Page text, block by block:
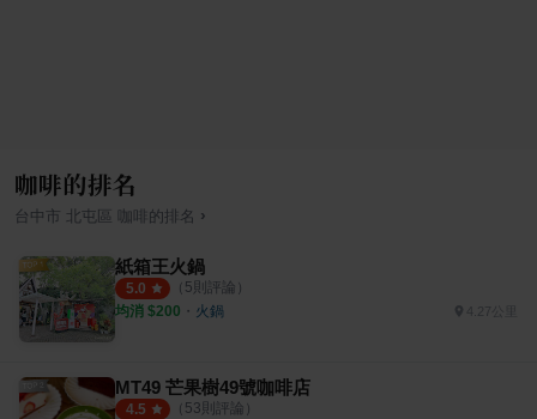
咖啡的排名
台中市 北屯區 咖啡 的排名 ›
紙箱王火鍋
5.0 （ 5則評論）
均消 $200 ・ 火鍋 4.27公里
MT49 芒果樹49號咖啡店
4.5 （ 53則評論）